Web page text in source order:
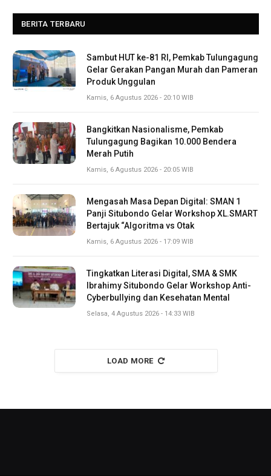
BERITA TERBARU
Sambut HUT ke-81 RI, Pemkab Tulungagung
Gelar Gerakan Pangan Murah dan Pameran
Produk Unggulan
Kamis, 6 Agustus 2026 - 20:10 WIB
Bangkitkan Nasionalisme, Pemkab
Tulungagung Bagikan 10.000 Bendera
Merah Putih
Kamis, 6 Agustus 2026 - 20:05 WIB
Mengasah Masa Depan Digital: SMAN 1
Panji Situbondo Gelar Workshop XL.SMART
Bertajuk “Algoritma vs Otak
Kamis, 6 Agustus 2026 - 17:09 WIB
Tingkatkan Literasi Digital, SMA & SMK
Ibrahimy Situbondo Gelar Workshop Anti-
Cyberbullying dan Kesehatan Mental
Selasa, 4 Agustus 2026 - 14:33 WIB
LOAD MORE